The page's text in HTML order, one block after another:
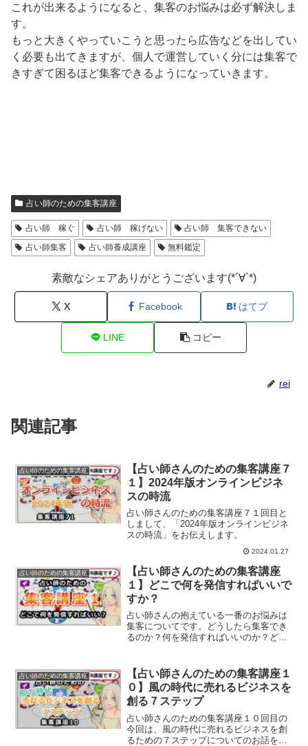
これが出来るようになると、集客のお悩みは必ず解決しま
す。
もっと大きくやっていこうと思ったら広告などを出してい
く必要も出てきますが、個人で運営していく分には集客で
きすぎて困るほど集客できるようになっていきます。
占い師のための集客講座
占い師 稼ぐ 占い師 稼げない
占い師 集客できない
占い師集客
占い師養成講座 無料鑑定
素敵なシェアありがとうございます(*´∀`*)
X Facebook はてブ
LINE コピー
rei
関連記事
占い師のための集客講座
【占い師さんのための集客講座７
１】2024年版オンラインビジネ
スの時流
占い師さんのための集客講座７１回目と
しまして、「2024年版オンラインビジネ
スの時流」をお伝えします。
2024.01.27
占い師のための集客講座
【占い師さんのための集客講座
１】どこで何を発信すればいいで
すか？
占い師さんの抱えている一番のお悩みは
集客についてです。どうしたら集客でき
るのか？何を発信すればいいのか？どこ
占い師のための集客講座
【占い師さんのための集客講座１
０】風の時代に売れるビジネスを
創る７ステップ
占い師さんのための集客講座１０回目の
今回は、風の時代に売れるビジネスを創
るための７ステップについてのお話をし